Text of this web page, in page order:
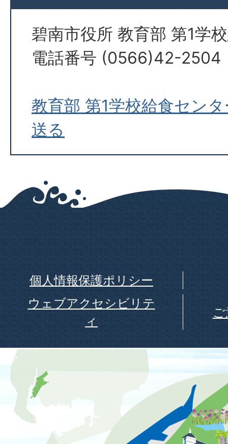
碧南市役所 教育部 第1学
電話番号 (0566)42-2504
教育部 第1学校給食セン
送る
個人情報保護ポリシー
ウェブアクセシビリテ
ィ